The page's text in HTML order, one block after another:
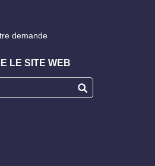
demande
LE SITE WEB